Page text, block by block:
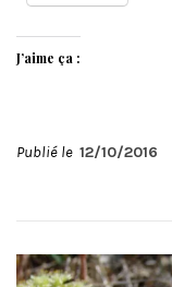
J’aime ça :
Publié le 12/10/2016